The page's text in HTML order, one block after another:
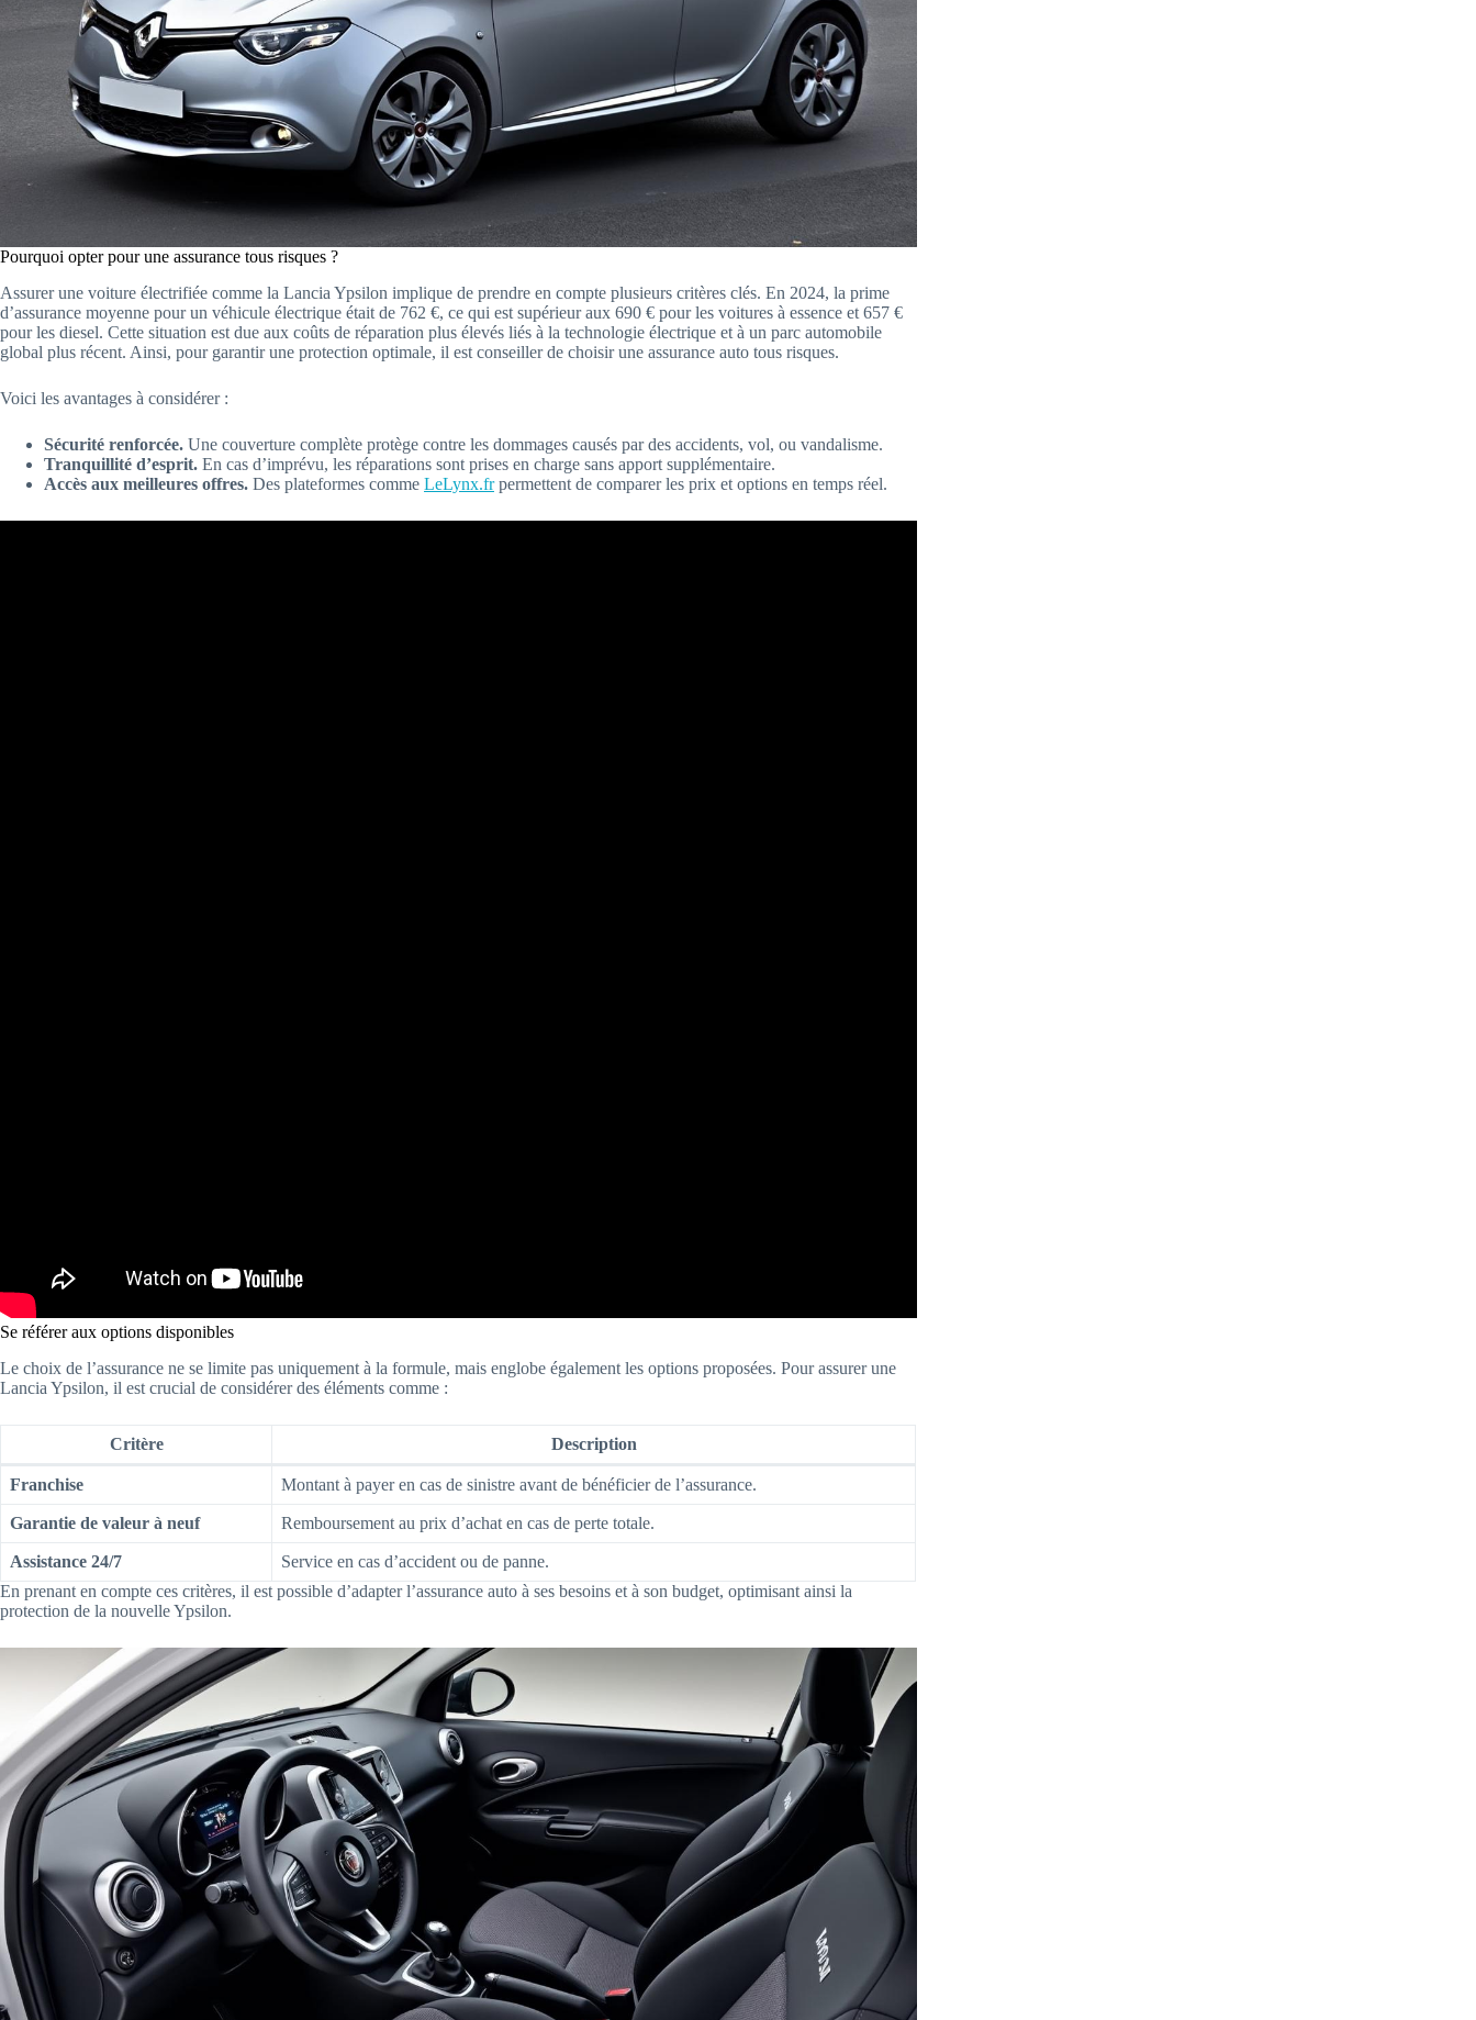
Pourquoi opter pour une assurance tous risques ?
Assurer une voiture électrifiée comme la Lancia Ypsilon implique de prendre en compte plusieurs critères clés. En 2024, la prime
d’assurance moyenne pour un véhicule électrique était de 762 €, ce qui est supérieur aux 690 € pour les voitures à essence et 657 €
pour les diesel. Cette situation est due aux coûts de réparation plus élevés liés à la technologie électrique et à un parc automobile
global plus récent. Ainsi, pour garantir une protection optimale, il est conseiller de choisir une assurance auto tous risques.
Voici les avantages à considérer :
Sécurité renforcée. Une couverture complète protège contre les dommages causés par des accidents, vol, ou vandalisme.
Tranquillité d’esprit. En cas d’imprévu, les réparations sont prises en charge sans apport supplémentaire.
Accès aux meilleures offres. Des plateformes comme LeLynx.frpermettent de comparer les prix et options en temps réel.
Se référer aux options disponibles
Le choix de l’assurance ne se limite pas uniquement à la formule, mais englobe également les options proposées. Pour assurer une
Lancia Ypsilon, il est crucial de considérer des éléments comme :
Critère Description
Franchise Montant à payer en cas de sinistre avant de bénéficier de l’assurance.
Garantie de valeur à neuf Remboursement au prix d’achat en cas de perte totale.
Assistance 24/7
Service en cas d’accident ou de panne.
En prenant en compte ces critères, il est possible d’adapter l’assurance auto à ses besoins et à son budget, optimisant ainsi la
protection de la nouvelle Ypsilon.